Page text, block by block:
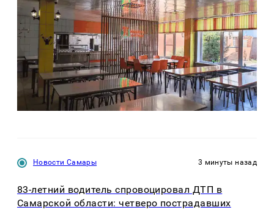
Новости Самары 3 минуты назад
83-летний водитель спровоцировал ДТП в
Самарской области: четверо пострадавших